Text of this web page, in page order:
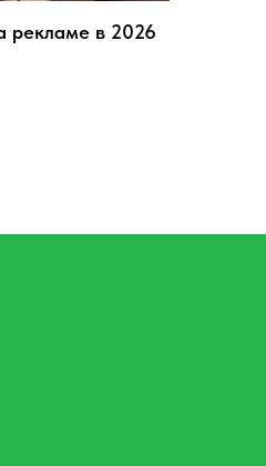
рекламе в 2026